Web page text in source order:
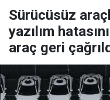
Sürücüsüz
yazılım
araç geri